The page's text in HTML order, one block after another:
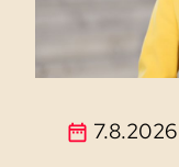
7.8.2026